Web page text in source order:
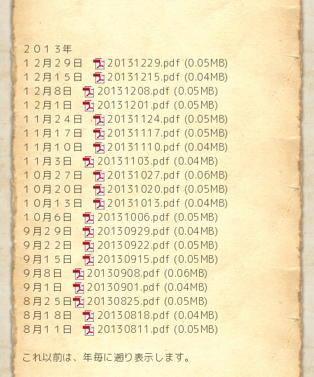
２０１３年
１２月２９日
20131229.pdf (0.05MB)
１２月１５日
20131215.pdf (0.04MB)
１２月８日
20131208.pdf (0.05MB)
１２月１日
20131201.pdf (0.05MB)
１１月２４日
20131124.pdf (0.05MB)
１１月１７日
20131117.pdf (0.05MB)
１１月１０日
20131110.pdf (0.04MB)
１１月３日
20131103.pdf (0.04MB)
１０月２７日
20131027.pdf (0.06MB)
１０月２０日
20131020.pdf (0.05MB)
１０月１３日
20131013.pdf (0.04MB)
１０月６日
20131006.pdf (0.05MB)
９月２９日
20130929.pdf (0.04MB)
９月２２日
20130922.pdf (0.05MB)
９月１５日
20130915.pdf (0.05MB)
９月８日
20130908.pdf (0.06MB)
９月１日
20130901.pdf (0.04MB)
８月２５日
20130825.pdf (0.05MB)
８月１８日
20130818.pdf (0.04MB)
８月１１日
20130811.pdf (0.05MB)
これ以前は、年毎に遡り表示します。